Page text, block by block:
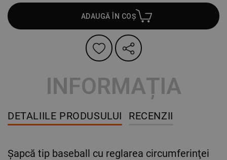
ADAUGĂ ÎN COȘ
INFORMAȚIA
DETALIILE PRODUSULUI RECENZII
Şapcă tip baseball cu reglarea circumferinţei